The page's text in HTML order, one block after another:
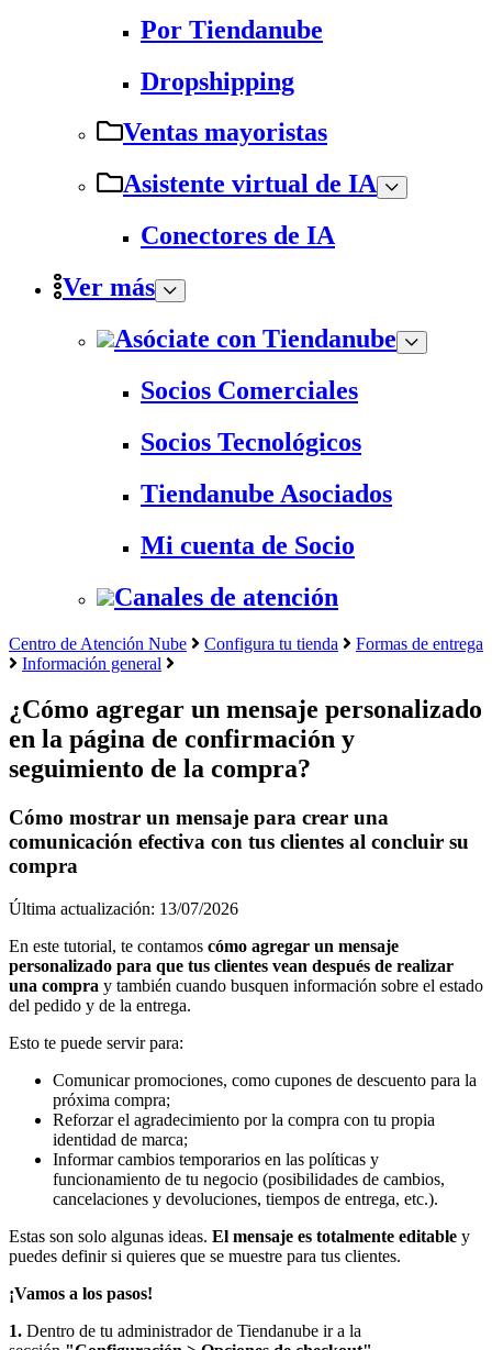
Por Tiendanube
Dropshipping
Ventas mayoristas
Asistente virtual de IA
Conectores de IA
Ver más
Asóciate con Tiendanube
Socios Comerciales
Socios Tecnológicos
Tiendanube Asociados
Mi cuenta de Socio
Canales de atención
Centro de Atención Nube Configura tu tienda
Formas de entrega
Información general
¿Cómo agregar un mensaje personalizado
en la página de confirmación y
seguimiento de la compra?
Cómo mostrar un mensaje para crear una
comunicación efectiva con tus clientes al concluir su
compra
Última actualización: 13/07/2026
En este tutorial, te contamos cómo agregar un mensaje
personalizado para que tus clientes vean después de realizar
una compra y también cuando busquen información sobre el estado
del pedido y de la entrega.
Esto te puede servir para:
Comunicar promociones, como cupones de descuento para la
próxima compra;
Reforzar el agradecimiento por la compra con tu propia
identidad de marca;
Informar cambios temporarios en las políticas y
funcionamiento de tu negocio (posibilidades de cambios,
cancelaciones y devoluciones, tiempos de entrega, etc.).
Estas son solo algunas ideas. El mensaje es totalmente editable y
puedes definir si quieres que se muestre para tus clientes.
¡Vamos a los pasos!
1. Dentro de tu administrador de Tiendanube ir a la